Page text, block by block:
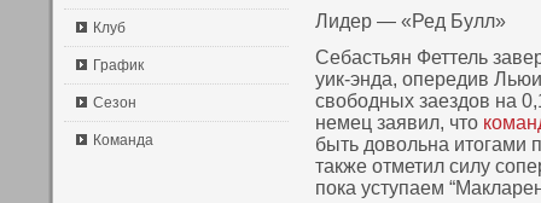
Клуб
График
Сезон
Команда
Лидер — «Ред Булл»
Себастьян Феттель
уик-энда, опередив
свободных заездов на
немец заявил, что
быть довольна итогами
также отметил силу
пока уступаем